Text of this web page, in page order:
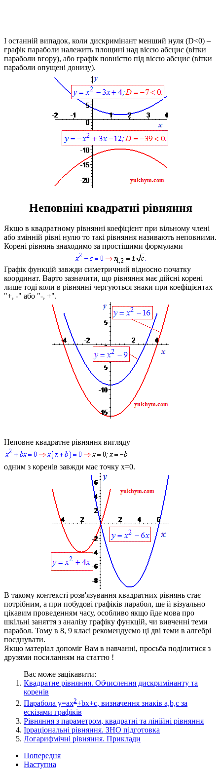
І останній випадок, коли дискримінант менший нуля (D<0) –
графік параболи належить площині над віссю абсцис (вітки
параболи вгору), або графік повністю під віссю абсцис (вітки
параболи опущені донизу).
Неповніні квадратні рівняння
Якщо в квадратному рівнянні коефіцієнт при вільному члені
або змінній рівні нулю то такі рівняння називають неповними.
Корені рівнянь знаходимо за простішими формулами
Графік функцій завжди симетричний відносно початку
координат. Варто зазначити, що рівняння має дійсні корені
лише тоді коли в рівнянні чергуються знаки при коефіцієнтах
"+, -" або "-, +".
Неповне квадратне рівняння вигляду
одним з коренів завжди має точку x=0.
В такому контексті розв'язування квадратних рівнянь стає
потрібним, а при побудові графіків парабол, ще й візуально
цікавим проведенням часу, особливо якщо йде мова про
шкільні заняття з аналізу графіку функцій, чи вивченні теми
парабол. Тому в 8, 9 класі рекомендуємо ці дві теми в алгебрі
поєднувати.
Якщо матеріал допоміг Вам в навчанні, просьба поділитися з
друзями посиланням на статтю !
Вас може зацікавити:
Квадратне рівняння. Обчислення дискримінанту та
коренів
Парабола y=ax2+bx+c, визначення знаків a,b,c за
ескізами графіків
Рівняння з параметром, квадратні та лінійні рівняння
Ірраціональні рівняння. ЗНО підготовка
Логарифмічні рівняння. Приклади
Попередня
Наступна